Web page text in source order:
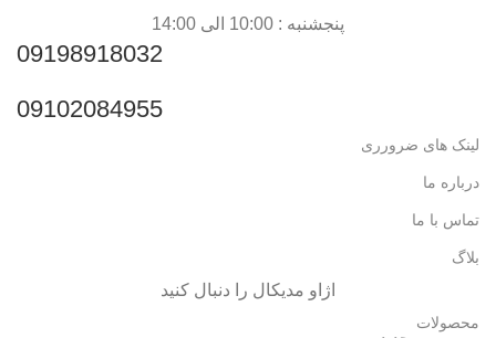
پنجشنبه : 10:00 الی 14:00
09198918032
09102084955
لینک های ضرورری
درباره ما
تماس با ما
بلاگ
اژاو مدیکال را دنبال کنید
محصولات